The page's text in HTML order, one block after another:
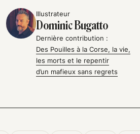
Illustrateur
Dominic Bugatto
Dernière contribution :
Des Pouilles à la Corse, la vie,
les morts et le repentir
d’un mafieux sans regrets